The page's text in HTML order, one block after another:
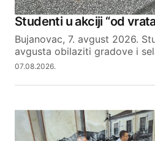
Studenti u akciji “od
Bujanovac, 7. avgust 2026.
avgusta obilaziti gradove i
07.08.2026.